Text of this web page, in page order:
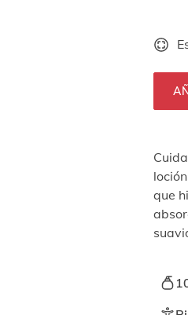
que